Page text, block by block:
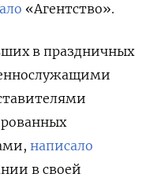
«Агентство».
в праздничных
написало
в своей